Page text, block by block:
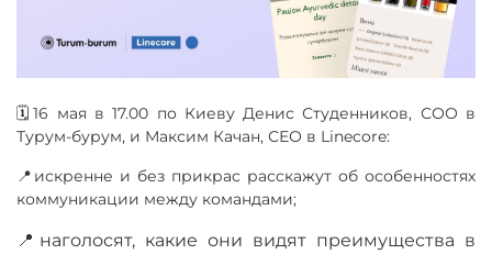
🗓️16 мая в 17.00 по Киеву Денис Студенников, СОО в
Турум-бурум, и Максим Качан, СЕО в Linecore:
📍искренне и без прикрас расскажут об особенностях
коммуникации между командами;
📍наголосят, какие они видят преимущества в